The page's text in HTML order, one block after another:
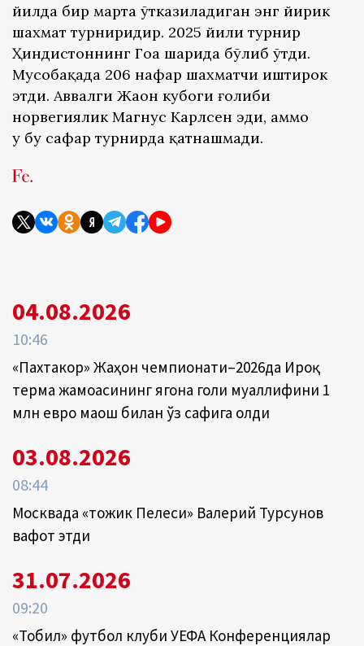
йилда бир марта ўтказиладиган энг йирик
шахмат турниридир. 2025 йили турнир
Ҳиндистоннинг Гоа шаҳрида бўлиб ўтди.
Мусобақада 206 нафар шахматчи иштирок
этди. Аввалги Жаҳон кубоги ғолиби
норвегиялик Магнус Карлсен эди, аммо
у бу сафар турнирда қатнашмади.
04.08.2026
10:46
«Пахтакор» Жаҳон чемпионати–2026да Ироқ
терма жамоасининг ягона голи муаллифини 1
млн евро маош билан ўз сафига олди
03.08.2026
08:44
Москвада «тожик Пелеси» Валерий Турсунов
вафот этди
31.07.2026
09:20
«Тобил» футбол клуби УЕФА Конференциялар